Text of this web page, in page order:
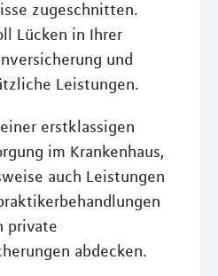
zugeschnitten.
Lücken in Ihrer
und
Leistungen.
erstklassigen
im Krankenhaus,
auch Leistungen
private
abdecken.